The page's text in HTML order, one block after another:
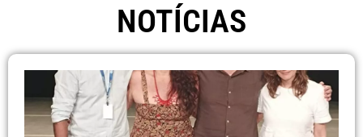
NOTÍCIAS